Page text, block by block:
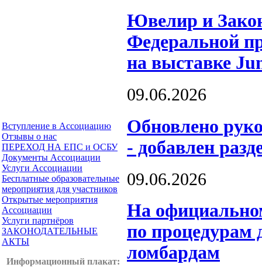
Вступление в Ассоциацию
Отзывы о нас
ПЕРЕХОД НА ЕПС и ОСБУ
Документы Ассоциации
Услуги Ассоциации
Бесплатные образовательные
мероприятия для участников
Открытые мероприятия
Ассоциации
Услуги партнёров
ЗАКОНОДАТЕЛЬНЫЕ
АКТЫ
Информационный плакат:
Ювелир и
Федеральной
на выставке
09.06.2026
Обновлено
- добавлен
09.06.2026
На
по процедурам
ломбардам